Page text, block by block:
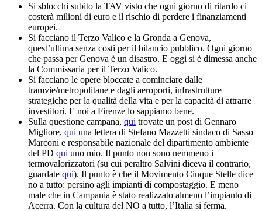
Si sblocchi subito la TAV visto che ogni giorno di ritardo ci
costerà milioni di euro e il rischio di perdere i finanziamenti
europei.
Si facciano il Terzo Valico e la Gronda a Genova,
quest’ultima senza costi per il bilancio pubblico. Ogni giorno
che passa per Genova è un disastro. E oggi si è dimessa anche
la Commissaria per il Terzo Valico.
Si facciano le opere bloccate a cominciare dalle
tramvie/metropolitane e dagli aeroporti, infrastrutture
strategiche per la qualità della vita e per la capacità di attrarre
investitori. E noi a Firenze lo sappiamo bene.
Sulla questione campana, qui trovate un post di Gennaro
Migliore, qui una lettera di Stefano Mazzetti sindaco di Sasso
Marconi e responsabile nazionale del dipartimento ambiente
del PD qui uno mio. Il punto non sono nemmeno i
termovalorizzatori (su cui peraltro Salvini diceva il contrario,
guardate qui). Il punto è che il Movimento Cinque Stelle dice
no a tutto: persino agli impianti di compostaggio. E meno
male che in Campania è stato realizzato almeno l’impianto di
Acerra. Con la cultura del NO a tutto, l’Italia si ferma.